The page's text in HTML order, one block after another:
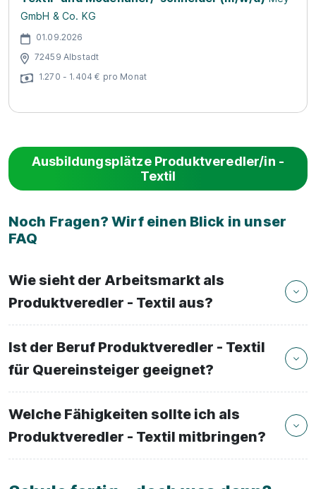
GmbH & Co. KG
01.09.2026
72459 Albstadt
1.270 - 1.404 € pro Monat
Ausbildungsplätze Produktveredler/in -
Textil
Noch Fragen? Wirf einen Blick in unser
FAQ
Wie sieht der Arbeitsmarkt als
Produktveredler - Textil aus?
Ist der Beruf Produktveredler - Textil
für Quereinsteiger geeignet?
Welche Fähigkeiten sollte ich als
Produktveredler - Textil mitbringen?